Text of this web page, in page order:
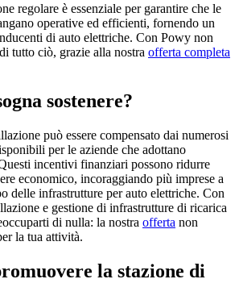
regolare è essenziale per garantire che le
operative ed efficienti, fornendo un
di auto elettriche. Con Powy non
tutto ciò, grazie alla nostra offerta completa
sostenere?
può essere compensato dai numerosi
per le aziende che adottano
incentivi finanziari possono ridurre
economico, incoraggiando più imprese a
delle infrastrutture per auto elettriche. Con
e gestione di infrastrutture di ricarica
di nulla: la nostra offerta non
la tua attività.
la stazione di